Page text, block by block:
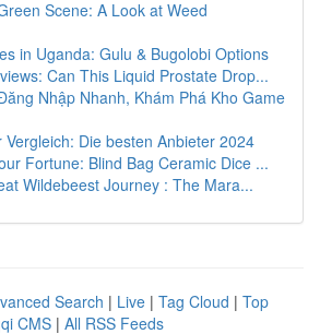
Scene: A Look at Weed
in Uganda: Gulu & Bugolobi Options
Can This Liquid Prostate Drop...
Nhập Nhanh, Khám Phá Kho Game
Vergleich: Die besten Anbieter 2024
Fortune: Blind Bag Ceramic Dice ...
Wildebeest Journey : The Mara...
Search | Live | Tag Cloud | Top
CMS | All RSS Feeds